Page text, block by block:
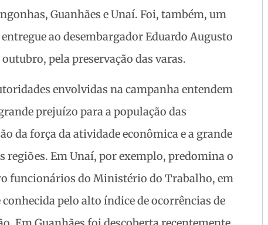
Guanhães e Unaí. Foi, também, um
ao desembargador Eduardo Augusto
pela preservação das varas.
envolvidas na campanha entendem
prejuízo para a população das
da força da atividade econômica e a grande
regiões. Em Unaí, por exemplo, predomina o
funcionários do Ministério do Trabalho, em
pelo alto índice de ocorrências de